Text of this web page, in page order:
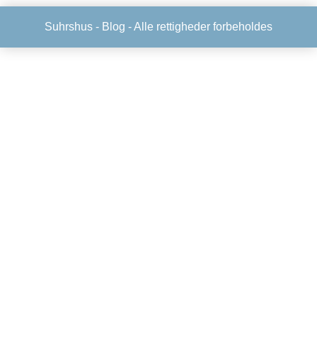
Suhrshus - Blog - Alle rettigheder forbeholdes